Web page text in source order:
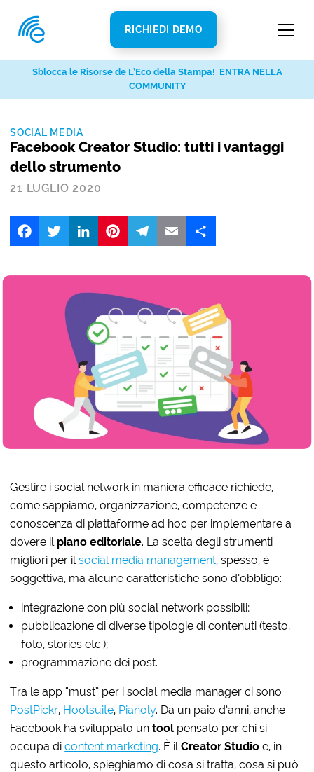
RICHIEDI DEMO
SOCIAL MEDIA
Facebook Creator Studio: tutti i vantaggi
dello strumento
21 LUGLIO 2020
FacebookTwitter LinkedIn
Gestire i social network in maniera efficace richiede,
come sappiamo, organizzazione, competenze e
conoscenza di piattaforme ad hoc per implementare a
dovere il piano editoriale. La scelta degli strumenti
migliori per ilsocial media management, spesso, è
soggettiva, ma alcune caratteristiche sono d’obbligo:
integrazione con più social network possibili;
pubblicazione di diverse tipologie di contenuti (testo,
foto, stories etc.);
programmazione dei post.
Tra le app “must” per i social media manager ci sono
PostPickr, Hootsuite, Pianoly. Da un paio d’anni, anche
Facebook ha sviluppato untool pensato per chi si
occupa dicontent marketing. È ilCreator Studioe, in
questo articolo, spieghiamo di cosa si tratta, cosa si può
Sblocca le Risorse de L’Eco della Stampa! ENTRA NELLA
COMMUNITY